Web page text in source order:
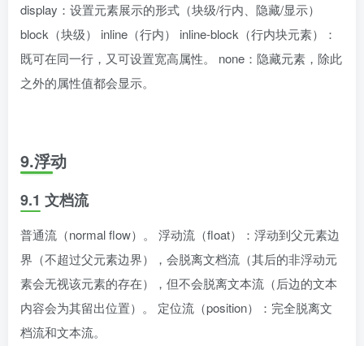
display：设置元素展示的形式（块级/行内、隐藏/显示）
block（块级） inline（行内） inline-block（行内块元素）：
既可在同一行，又可设置宽高属性。 none：隐藏元素，除此
之外的属性值都会显示。
9.浮动
9.1 文档流
普通流（normal flow）。 浮动流（float）：浮动到父元素边
界（不超过父元素边界），会脱离文档流（其后的非浮动元
素会无视该元素的存在），但不会脱离文本流（后边的文本
内容会为其留出位置）。 定位流（position）：完全脱离文
档流和文本流。